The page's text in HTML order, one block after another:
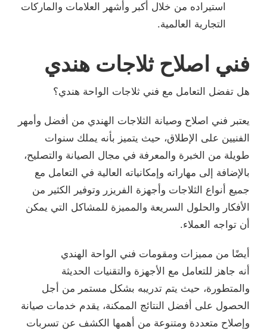
استيراده من خلال أكبر وأشهر العلامات والماركات
التجارية العالمية.
فني اصلاح ثلاجات هندي
هل تفضل التعامل مع فني ثلاجات الواحة هندي؟
يعتبر فني اصلاح وصيانة الثلاجات الهندي من أفضل وأمهر
الفنيين على الإطلاق، حيث يتميز بأنه يملك سنوات
طويلة من الخبرة والمعرفة في مجال الصيانة والتصليح،
بالإضافة إلى مهاراته وإمكانياته العالية في التعامل مع
جميع أنواع الثلاجات وأجهزة الفريزر وتوفير الكثير من
الأفكار والحلول السريعة والمميزة للمشاكل التي يمكن
أن تواجه العملاء.
أيضًا من مميزات ومقومات فني الواحة الهندي
أنه جاهز للتعامل مع الأجهزة والتقنيات الحديثة
والمتطورة، حيث يتم تدريبه بشكل مستمر من أجل
الحصول على أفضل النتائج الممكنة، يقدم خدمات صيانة
وإصلاح متعددة ومتنوعة من أهمها الكشف عن تسربات